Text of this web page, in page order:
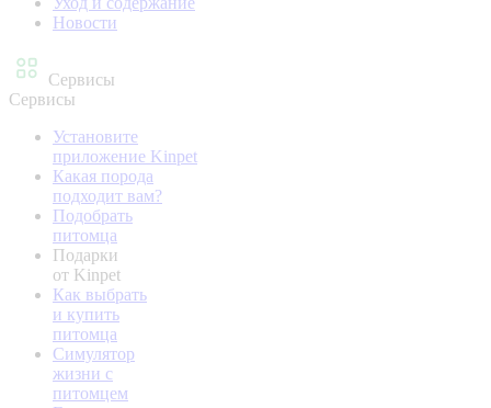
Новости
Сервисы
Сервисы
Установите
приложение Kinpet
Какая порода
подходит вам?
Подобрать
питомца
Подарки
от Kinpet
Как выбрать
и купить
питомца
Симулятор
жизни с
питомцем